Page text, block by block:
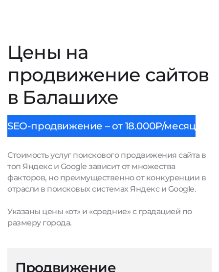
Цены на
продвижение сайтов
в Балашихе
SEO-продвижение – от 18.000₽/месяц
Стоимость услуг поискового продвижения сайта в
топ Яндекс и Google зависит от множества
факторов, но преимущественно от конкуренции в
отрасли в поисковых системах Яндекс и Google.
Указаны цены «от» и «средние» с градацией по
размеру города.
Продвижение